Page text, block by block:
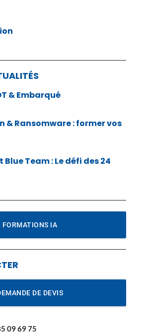
& Embarqué
& Ransomware : former vos
Blue Team : Le défi des 24
FORMATIONS IA
DE DEVIS
09 69 75